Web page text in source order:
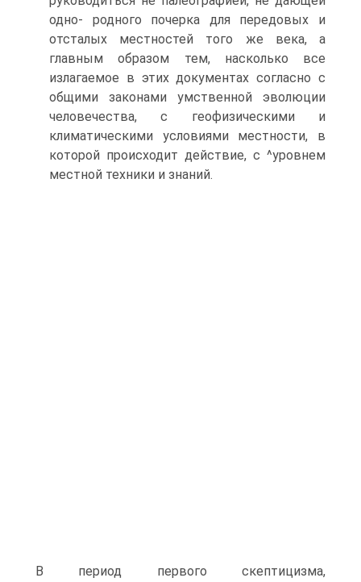
одно- родного почерка для передовых и
отсталых местностей того же века, а
главным образом тем, насколько все
излагаемое в этих документах согласно с
общими законами умственной эволюции
человечества, с геофизическими и
климатическими условиями местности, в
которой происходит действие, с ^уровнем
местной техники и знаний.
В период первого скептицизма,